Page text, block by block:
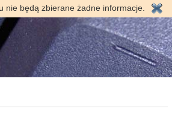
nie będą zbierane żadne informacje.